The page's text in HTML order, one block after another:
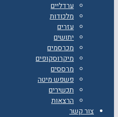
ערדליים
מלכודות
עזרים
יתושים
מכרסמים
מיקרוסקופים
מרססים
פשפש מיטה
תכשירים
הרצאות
צור קשר